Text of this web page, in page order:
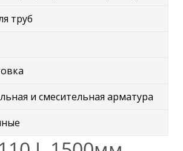
труб
и смесительная арматура